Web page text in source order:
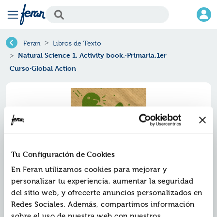
Tu Configuración de Cookies
En Feran utilizamos cookies para mejorar y
personalizar tu experiencia, aumentar la seguridad
del sitio web, y ofrecerte anuncios personalizados en
Redes Sociales. Además, compartimos información
Feran Libros de Texto
Natural Science 1. Activity book.·Primaria.1er
Curso·Global Action
Natural science 1. activity